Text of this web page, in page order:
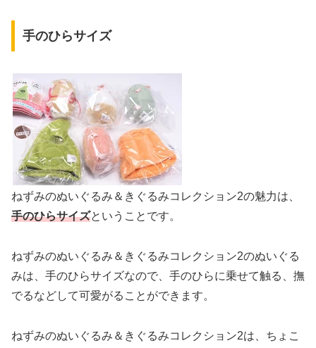
手のひらサイズ
ねずみのぬいぐるみ＆きぐるみコレクション2の魅力は、
手のひらサイズということです。
ねずみのぬいぐるみ＆きぐるみコレクション2のぬいぐる
みは、手のひらサイズなので、手のひらに乗せて触る、撫
でるなどして可愛がることができます。
ねずみのぬいぐるみ＆きぐるみコレクション2は、ちょこ